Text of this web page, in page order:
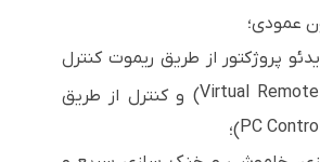
عمودی؛
پروژکتور از طریق ریموت کنترل
Virtual) و کنترل از طریق
PC)؛